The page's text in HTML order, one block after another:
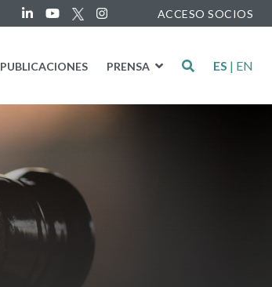
ACCESO SOCIOS
PUBLICACIONES PRENSA ES | EN